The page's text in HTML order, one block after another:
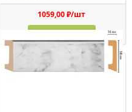
1059,00 ₽/шт
Купить